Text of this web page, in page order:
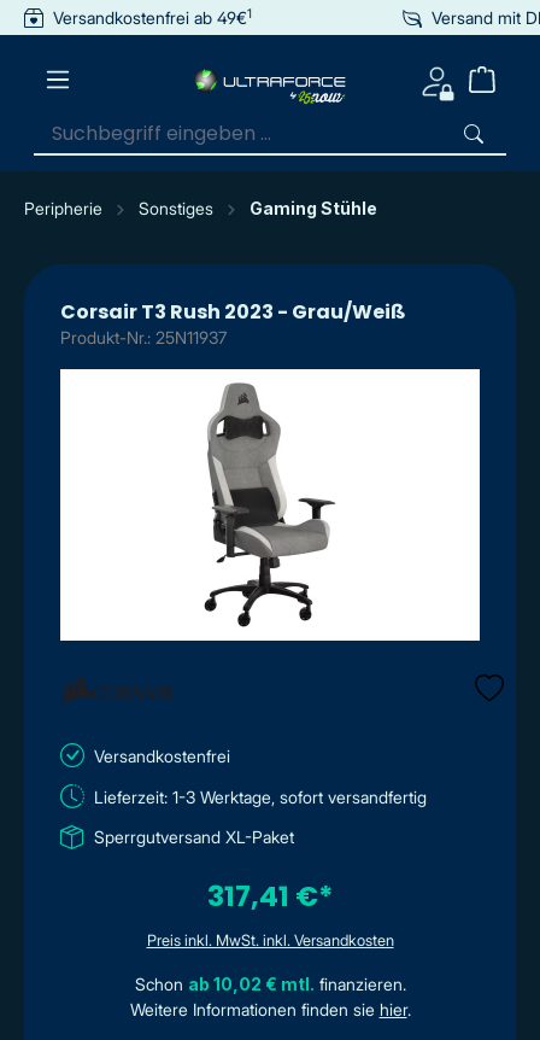
springen
Versandkostenfrei ab 49€1 Versand mit
Peripherie Sonstiges Gaming Stühle
Corsair T3 Rush 2023 - Grau/Weiß
Produkt-Nr.: 25N11937
Versandkostenfrei
Lieferzeit: 1-3 Werktage, sofort versandfertig
Sperrgutversand XL-Paket
317,41 €*
Preis inkl. MwSt. inkl. Versandkosten
Schon ab 10,02 € mtl. finanzieren.
Weitere Informationen finden sie hier.